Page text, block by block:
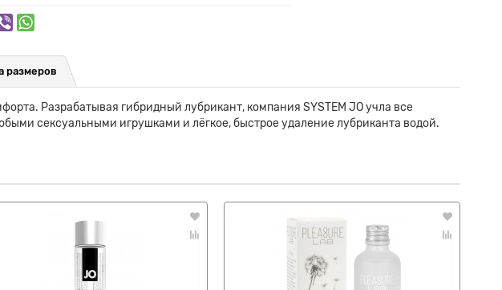
размеров
Разрабатывая гибридный лубрикант, компания SYSTEM JO учла все
сексуальными игрушками и лёгкое, быстрое удаление лубриканта водой.